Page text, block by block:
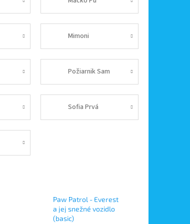
Mimoni
Požiarnik Sam
Sofia Prvá
Paw Patrol - Everest
a jej snežné vozidlo
(basic)